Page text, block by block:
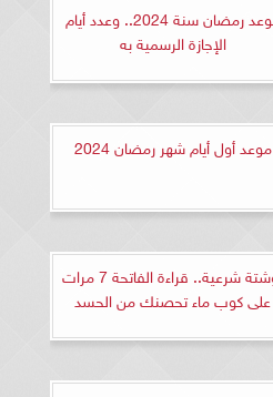
موعد رمضان سنة 2024.. وعدد أيام
الإجازة الرسمية به
موعد أول أيام شهر رمضان 2024
روشتة شرعية.. قراءة الفاتحة 7 مرات
على كوب ماء تحصنك من الحسد